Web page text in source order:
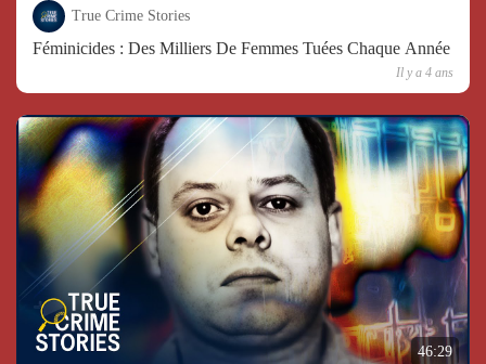
True Crime Stories
Féminicides : Des Milliers De Femmes Tuées Chaque Année
Il y a 4 ans
46:29